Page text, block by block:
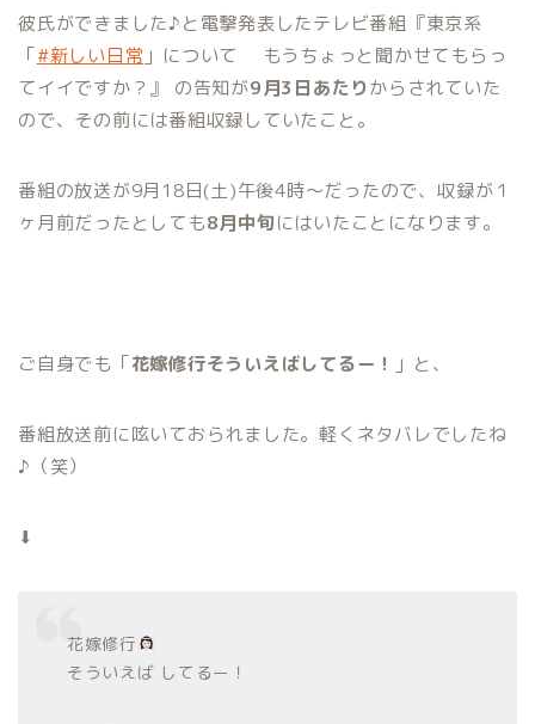
彼氏ができました♪と電撃発表したテレビ番組『東京系
「#新しい日常 」について もうちょっと聞かせてもらっ
てイイですか？』 の告知が9月3日あたりからされていた
ので、その前には番組収録していたこと。
番組の放送が9月18日(土)午後4時～だったので、収録が１
ヶ月前だったとしても8月中旬にはいたことになります。
ご自身でも「花嫁修行そういえばしてるー！ 」と、
番組放送前に呟いておられました。軽くネタバレでしたね
♪（笑）
⬇︎
花嫁修行
そういえば してるー！